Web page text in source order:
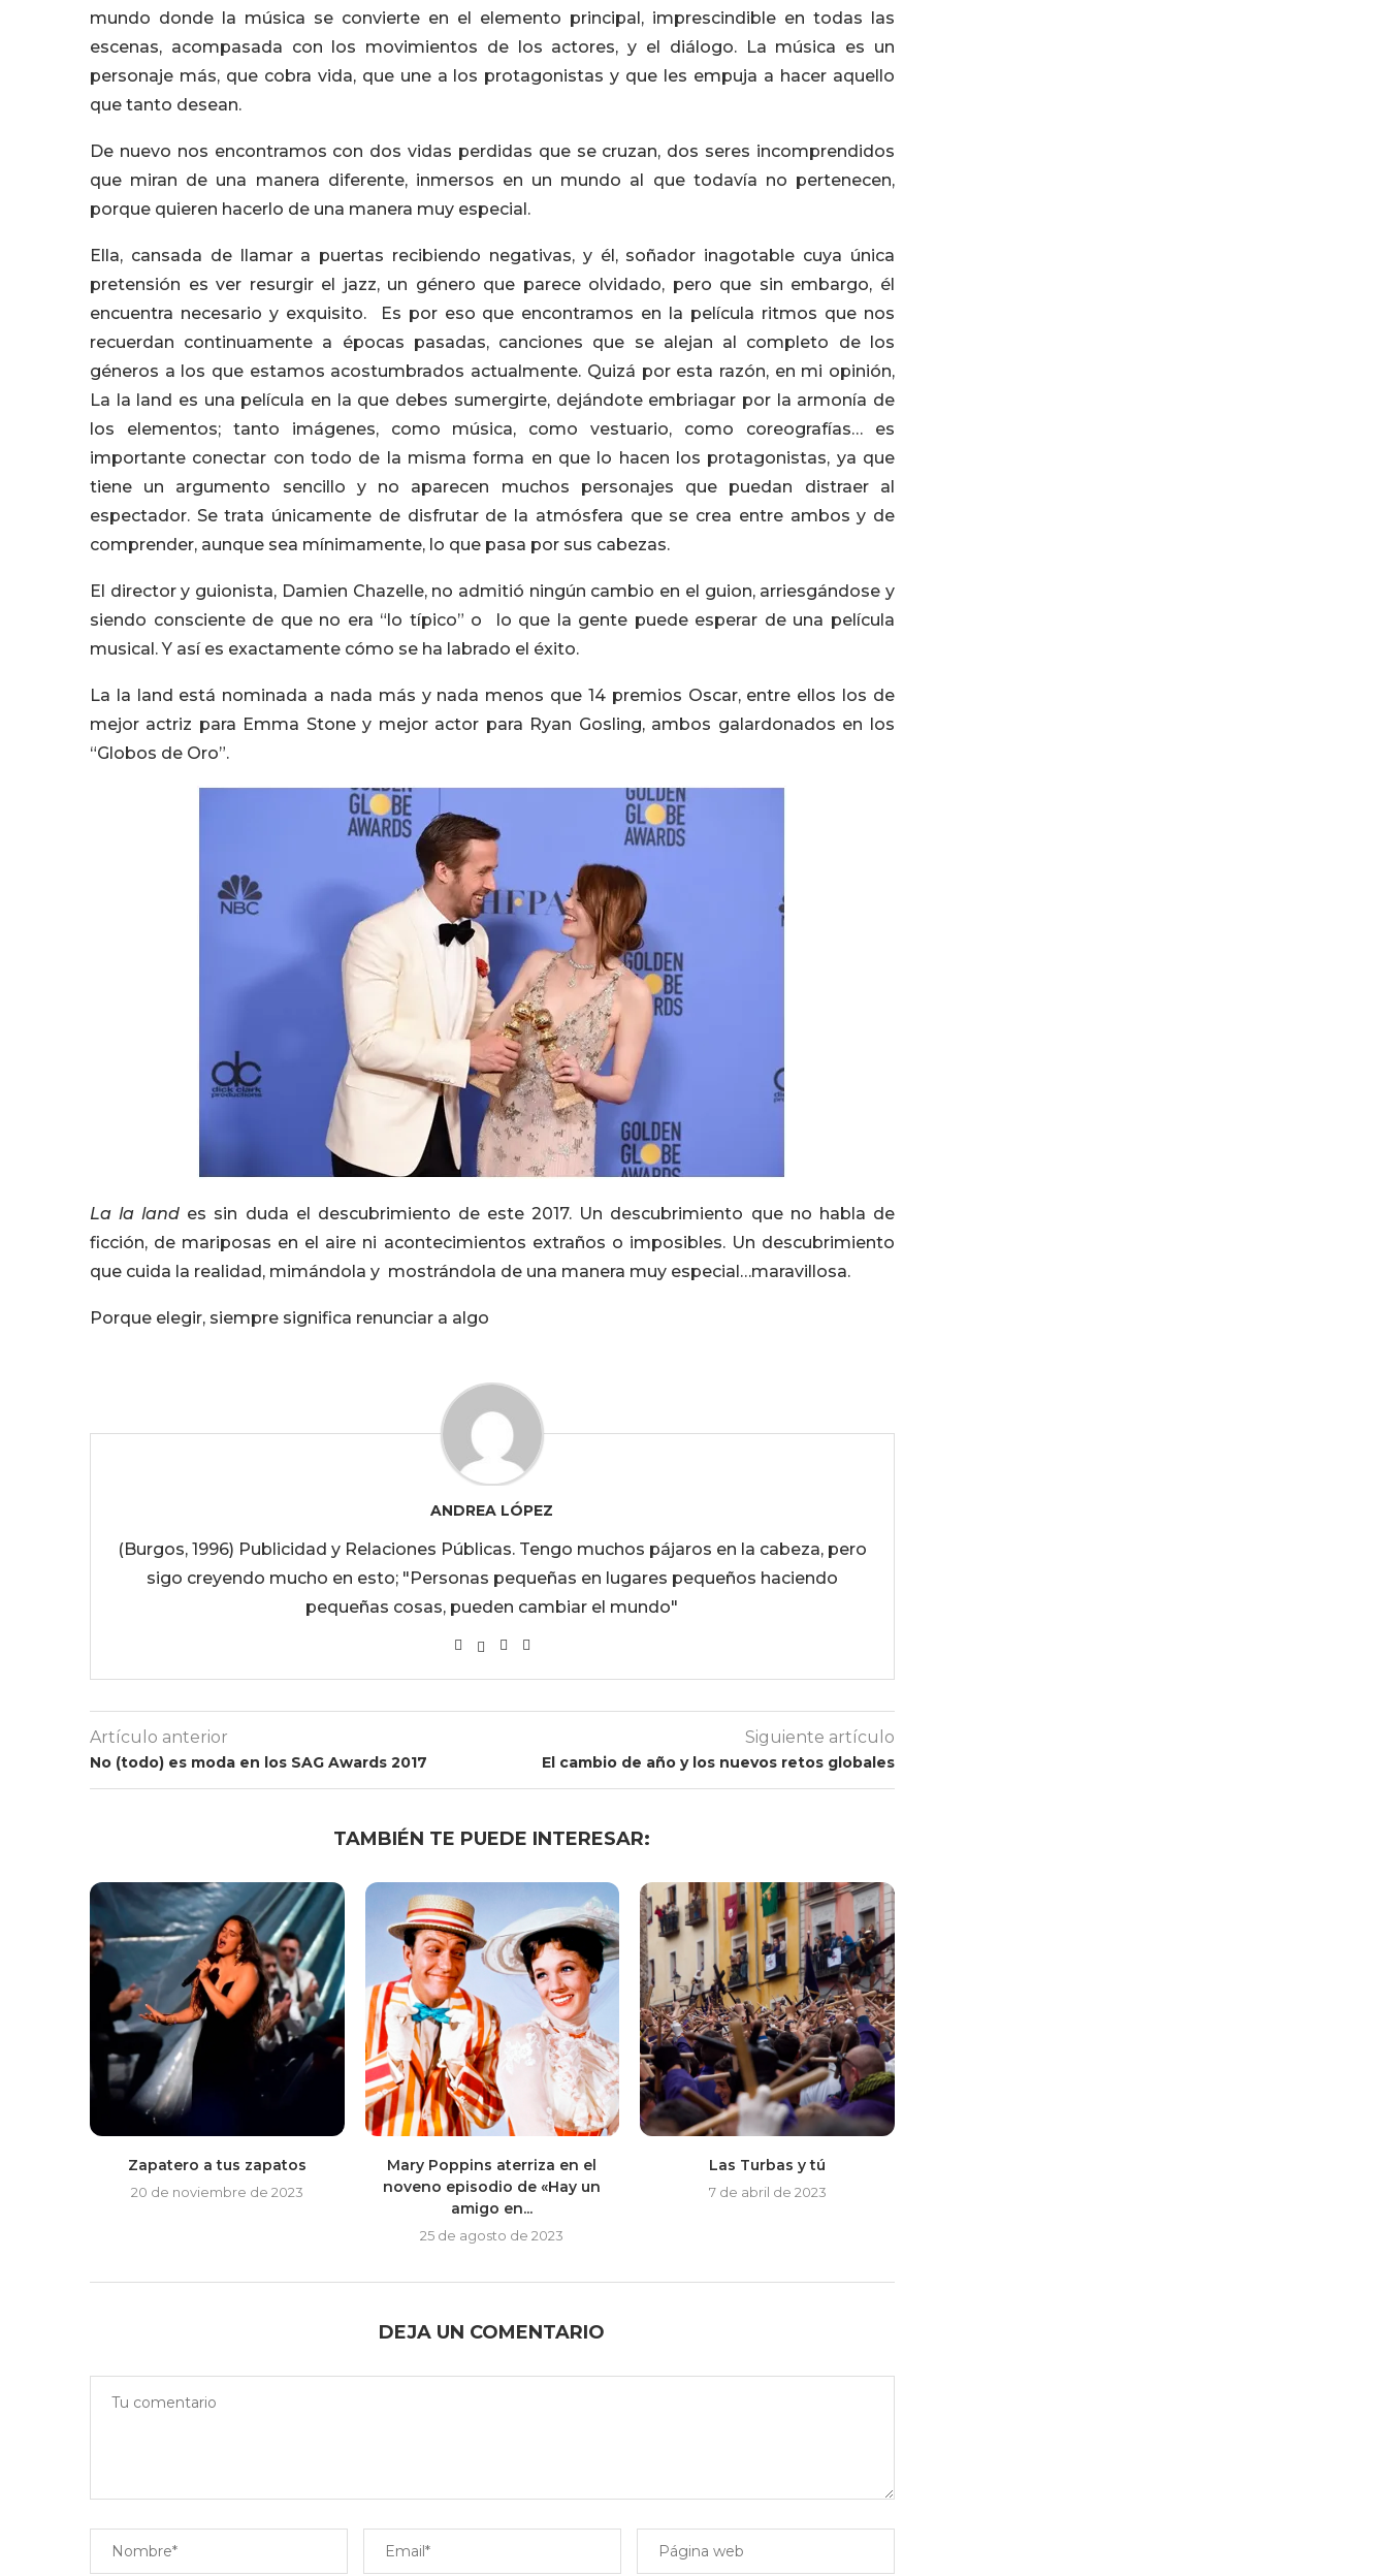
mundo donde la música se convierte en el elemento principal, imprescindible en todas las
escenas, acompasada con los movimientos de los actores, y el diálogo. La música es un
personaje más, que cobra vida, que une a los protagonistas y que les empuja a hacer aquello
que tanto desean.
De nuevo nos encontramos con dos vidas perdidas que se cruzan, dos seres incomprendidos
que miran de una manera diferente, inmersos en un mundo al que todavía no pertenecen,
porque quieren hacerlo de una manera muy especial.
Ella, cansada de llamar a puertas recibiendo negativas, y él, soñador inagotable cuya única
pretensión es ver resurgir el jazz, un género que parece olvidado, pero que sin embargo, él
encuentra necesario y exquisito. Es por eso que encontramos en la película ritmos que nos
recuerdan continuamente a épocas pasadas, canciones que se alejan al completo de los
géneros a los que estamos acostumbrados actualmente. Quizá por esta razón, en mi opinión,
La la land es una película en la que debes sumergirte, dejándote embriagar por la armonía de
los elementos; tanto imágenes, como música, como vestuario, como coreografías… es
importante conectar con todo de la misma forma en que lo hacen los protagonistas, ya que
tiene un argumento sencillo y no aparecen muchos personajes que puedan distraer al
espectador. Se trata únicamente de disfrutar de la atmósfera que se crea entre ambos y de
comprender, aunque sea mínimamente, lo que pasa por sus cabezas.
El director y guionista, Damien Chazelle, no admitió ningún cambio en el guion, arriesgándose y
siendo consciente de que no era “lo típico” o lo que la gente puede esperar de una película
musical. Y así es exactamente cómo se ha labrado el éxito.
La la land está nominada a nada más y nada menos que 14 premios Oscar, entre ellos los de
mejor actriz para Emma Stone y mejor actor para Ryan Gosling, ambos galardonados en los
“Globos de Oro”.
La la land es sin duda el descubrimiento de este 2017. Un descubrimiento que no habla de
ficción, de mariposas en el aire ni acontecimientos extraños o imposibles. Un descubrimiento
que cuida la realidad, mimándola y mostrándola de una manera muy especial…maravillosa.
Porque elegir, siempre significa renunciar a algo
ANDREA LÓPEZ
(Burgos, 1996) Publicidad y Relaciones Públicas. Tengo muchos pájaros en la cabeza, pero
sigo creyendo mucho en esto; "Personas pequeñas en lugares pequeños haciendo
pequeñas cosas, pueden cambiar el mundo"
Artículo anterior
No (todo) es moda en los SAG Awards 2017
Siguiente artículo
El cambio de año y los nuevos retos globales
TAMBIÉN TE PUEDE INTERESAR:
Zapatero a tus zapatos
20 de noviembre de 2023
Mary Poppins aterriza en el
noveno episodio de «Hay un
amigo en...
25 de agosto de 2023
Las Turbas y tú
7 de abril de 2023
DEJA UN COMENTARIO